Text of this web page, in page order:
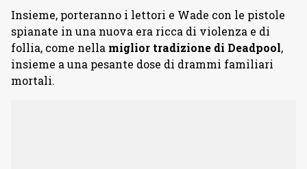
Insieme, porteranno i lettori e Wade con le pistole
spianate in una nuova era ricca di violenza e di
follia, come nella miglior tradizione di Deadpool,
insieme a una pesante dose di drammi familiari
mortali.